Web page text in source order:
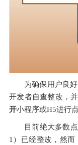
为确保用户良
开发者自查整改，
开小程序或H5进行点
目前绝大多数
1）已经整改，然